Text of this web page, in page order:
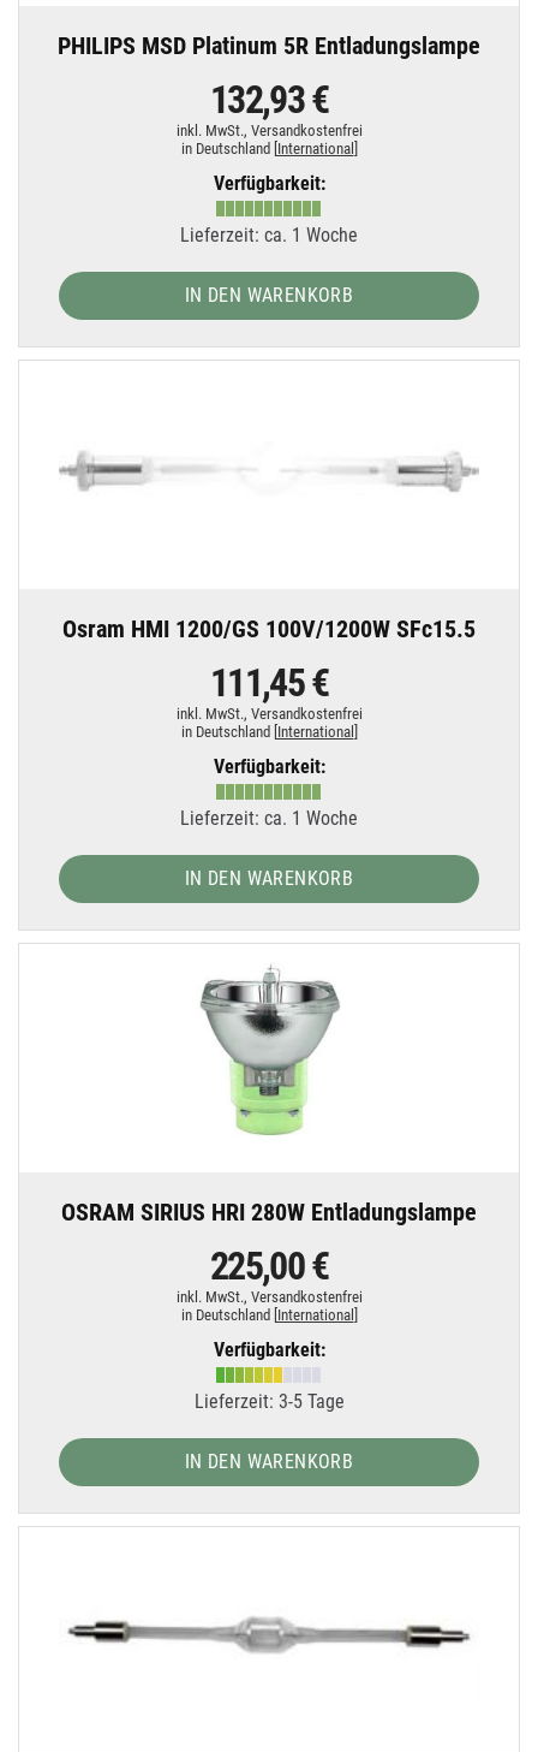
PHILIPS MSD Platinum 5R Entladungslampe
132,93 €
inkl. MwSt., Versandkostenfrei
in Deutschland [ International
Verfügbarkeit:
Lieferzeit: ca. 1 Woche
IN DEN WARENKORB
Osram HMI 1200/GS 100V/1200W SFc15.5
111,45 €
inkl. MwSt., Versandkostenfrei
in Deutschland [ International
Verfügbarkeit:
Lieferzeit: ca. 1 Woche
IN DEN WARENKORB
OSRAM SIRIUS HRI 280W Entladungslampe
225,00 €
inkl. MwSt., Versandkostenfrei
in Deutschland [ International
Verfügbarkeit:
Lieferzeit: 3-5 Tage
IN DEN WARENKORB